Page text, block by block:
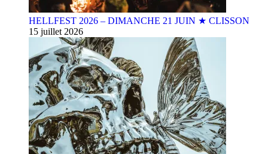
HELLFEST 2026 – DIMANCHE 21 JUIN ★ CLISSON
15 juillet 2026